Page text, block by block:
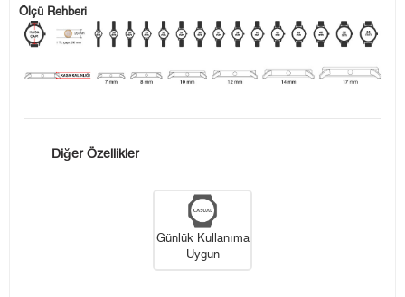
Ölçü Rehberi
Diğer Özellikler
Günlük Kullanıma
Uygun